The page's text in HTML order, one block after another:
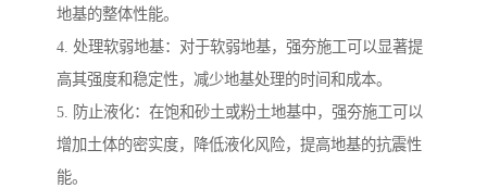
地基的整体性能。
4. 处理软弱地基：对于软弱地基，强夯施工可以显著提
高其强度和稳定性，减少地基处理的时间和成本。
5. 防止液化：在饱和砂土或粉土地基中，强夯施工可以
增加土体的密实度，降低液化风险，提高地基的抗震性
能。